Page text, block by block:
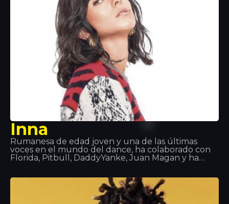
Inna
Rumanesa de edad joven y una de las últimas
voces en el mundo del dance, ha colaborado con
Florida, Pitbull, DaddyYanke, Juan Magan y ha
“DéjàVu” o “Sun is up” son sus éxitos que más han
sonado en estos últimos tiempos. A Tropocs
tuvimos el honor de poderla escuchar y ver en